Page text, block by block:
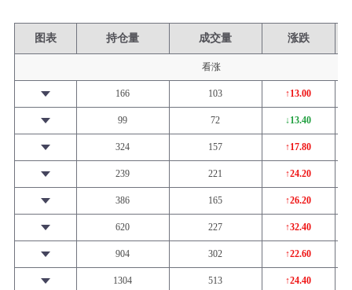
图表 持仓量 成交量 涨跌
看涨
166 103 ↑13.00
99 72 ↓13.40
324 157 ↑17.80
239 221 ↑24.20
386 165 ↑26.20
620 227 ↑32.40
904 302 ↑22.60
1304 513 ↑24.40